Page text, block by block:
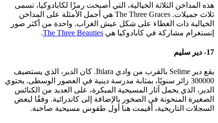
هذه المداخن الثلاثة الخيالية، التي أصبحت رمزًا لكابادوكيا، تسمى
ثلاث جميلات. The Three Graces هي أجمل الأمثلة على المداخن
الخيالية ذات الغطاء على شكل عيش الغراب. واحدة من أكثر صور
إنستغرام مشاركة في كابادوكيا هي The Three Beauties
.
17- دير سليم
يقع دير Selime بالقرب من وادي Ihlara. كان الدير، الذي يستضيف
300000 زائر سنويًا، بمثابة مدرسة دينية في العصور الوسطى. يحتوي
الدير، الذي يحمل آثار المسيحية المبكرة، على العديد من الكنائس
الصغيرة المنحوتة في الصخور بالإضافة إلى كاتدرائية. وفقًا لبعض
السجلات التاريخية، أقيمت هنا أول طقوس مسيحية صاخبة.